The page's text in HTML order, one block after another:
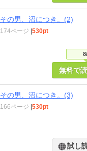
その男、沼につき。(2)
174ページ |530pt
無料で
その男、沼につき。(3)
166ページ |530pt
試し